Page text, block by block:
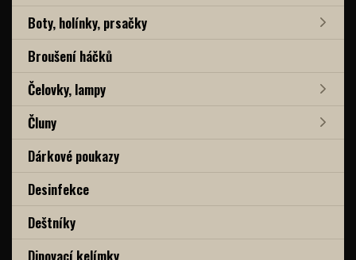
Boty, holínky, prsačky
Broušení háčků
Čelovky, lampy
Čluny
Dárkové poukazy
Desinfekce
Deštníky
Dipovací kelímky